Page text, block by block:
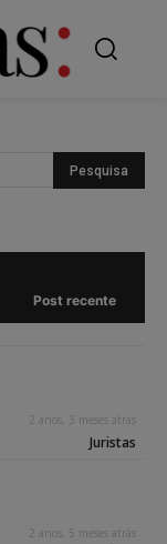
Post recente
2 anos, 3 meses atrás
Juristas
2 anos, 5 meses atrás